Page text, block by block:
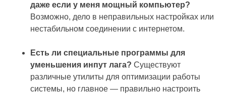
даже если у меня мощный компьютер?
Возможно, дело в неправильных настройках или
нестабильном соединении с интернетом.
Есть ли специальные программы для
уменьшения инпут лага? Существуют
различные утилиты для оптимизации работы
системы, но главное — правильно настроить